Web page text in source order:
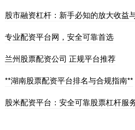
股市融资杠杆：新手必知的放大收益
专业配资平台网，安全可靠首选
兰州股票配资公司 正规平台推荐
**湖南股票配资平台排名与合规指南**
股米配资平台：安全可靠股票杠杆服